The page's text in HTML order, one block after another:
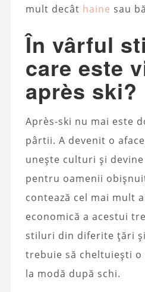
mult decât haine sau
În vârful
care este
après ski?
Après-ski nu mai este
pârtii. A devenit o
unește culturi și
pentru oamenii
contează cel mai mult
economică a acestui
stiluri din diferite țări
trebuie să cheltuiești o
la modă după schi.